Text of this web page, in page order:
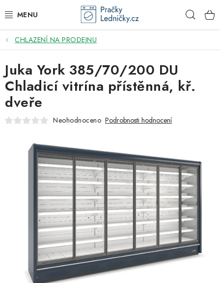
na
DODAVATEL
VESTAVNÉ SPOTŘEBIČE
VOLNĚ STOJÍCÍ SPOTŘEBIČE
DŘEZY A BATERIE
ODSAVAČE PAR
DRTIČE ODPADU
GASTRO
Akce Doprava a platba
Garance nejnižší ceny
Montáže spotřebičů
O nás
CHLAZENÍ NA PRODEJNU
Juka York 385/70/200 DU
Chladicí vitrína přístěnná, kř.
dveře
Neohodnoceno Podrobnosti hodnocení